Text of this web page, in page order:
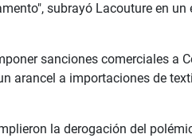
subrayó Lacouture en
sanciones comerciales a
arancel a importaciones de
la derogación del